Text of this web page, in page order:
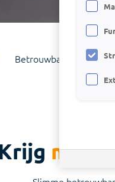
Betrouwbare
meer